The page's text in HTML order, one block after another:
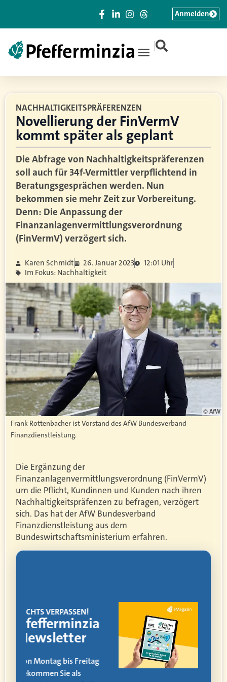
|
Anmelden
NACHHALTIGKEITSPRÄFERENZEN
Novellierung der FinVermV
kommt später als geplant
Die Abfrage von Nachhaltigkeitspräferenzen
soll auch für 34f-Vermittler verpflichtend in
Beratungsgesprächen werden. Nun
bekommen sie mehr Zeit zur Vorbereitung.
Denn: Die Anpassung der
Finanzanlagenvermittlungsverordnung
(FinVermV) verzögert sich.
Karen Schmidt 26. Januar 2023
12:01 Uhr
Im Fokus: Nachhaltigkeit
© AfW
Frank Rottenbacher ist Vorstand des AfW Bundesverband
Finanzdienstleistung.
Die Ergänzung der
Finanzanlagenvermittlungsverordnung (FinVermV)
um die Pflicht, Kundinnen und Kunden nach ihren
Nachhaltigkeitspräfenzen zu befragen, verzögert
sich. Das hat der AfW Bundesverband
Finanzdienstleistung aus dem
Bundeswirtschaftsministerium erfahren.
Makler
werden
Der Weg vom AOler